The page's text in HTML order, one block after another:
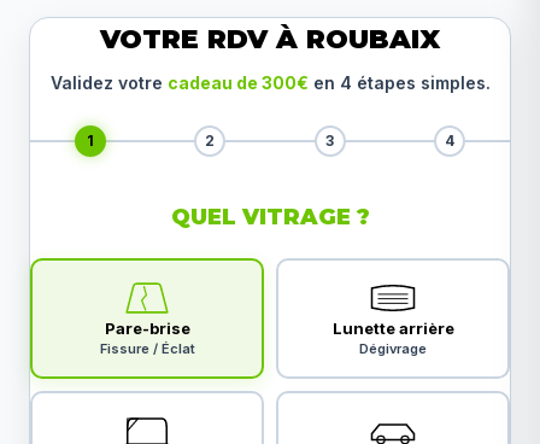
VOTRE RDV À ROUBAIX
Validez votre cadeau de 300€ en 4 étapes simples.
1 2 3 4
QUEL VITRAGE ?
Pare-brise
Fissure / Éclat
Lunette arrière
Dégivrage